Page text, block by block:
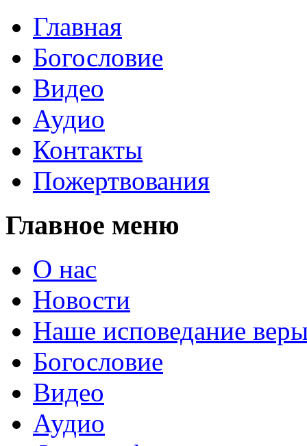
Главная
Богословие
Видео
Аудио
Контакты
Пожертвования
Главное меню
О нас
Новости
Наше исповедание
Богословие
Видео
Аудио